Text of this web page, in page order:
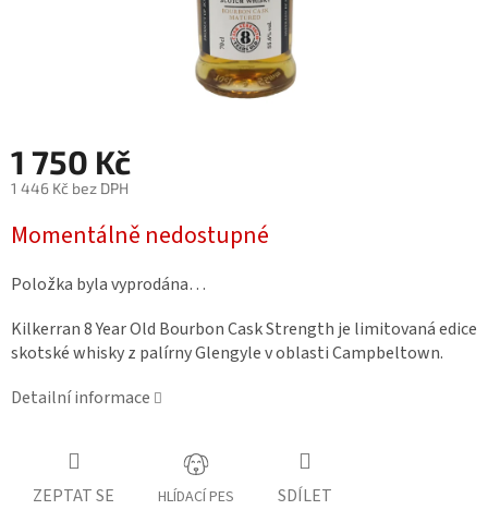
1 750 Kč
1 446 Kč bez DPH
cena:
Momentálně nedostupné
Položka byla vyprodána…
Kilkerran 8 Year Old Bourbon Cask Strength je limitovaná edice
skotské whisky z palírny Glengyle v oblasti Campbeltown.
Detailní informace
ZEPTAT SE HLÍDACÍ PES SDÍLET